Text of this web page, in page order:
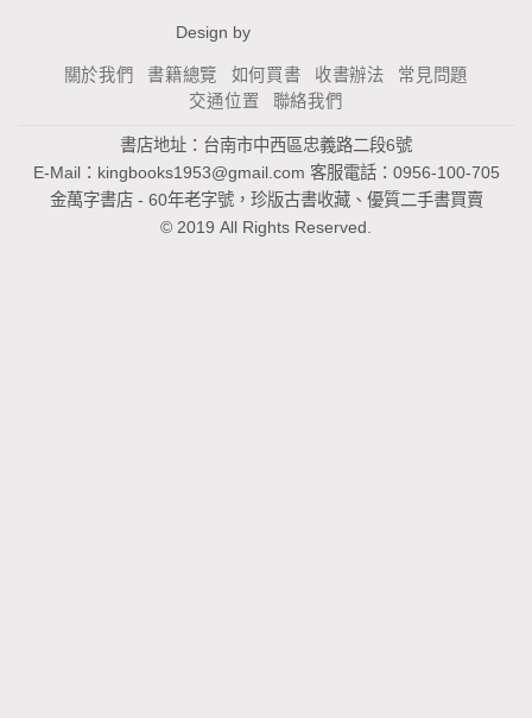
Design by
關於我們 書籍總覽 如何買書 收書辦法
常見問題
交通位置
聯絡我們
書店地址：台南市中西區忠義路二段6號
E-Mail： kingbooks1953@gmail.com 客服電話：0956-100-705
金萬字書店 - 60年老字號，珍版古書收藏、優質二手書買賣
© 2019 All Rights Reserved.